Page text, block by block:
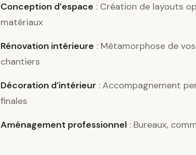
Conception d’espace : Création de layouts
matériaux
Rénovation intérieure : Métamorphose de
chantiers
Décoration d’intérieur : Accompagnement
finales
Aménagement professionnel : Bureaux,